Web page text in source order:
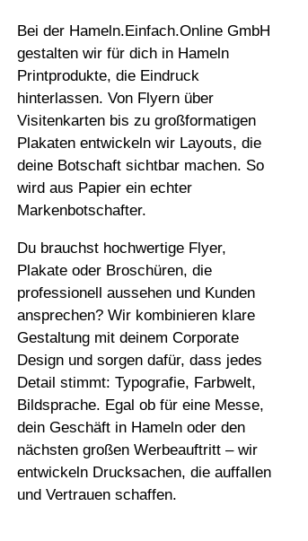
Bei der Hameln.Einfach.Online GmbH
gestalten wir für dich in Hameln
Printprodukte, die Eindruck
hinterlassen. Von Flyern über
Visitenkarten bis zu großformatigen
Plakaten entwickeln wir Layouts, die
deine Botschaft sichtbar machen. So
wird aus Papier ein echter
Markenbotschafter.
Du brauchst hochwertige Flyer,
Plakate oder Broschüren, die
professionell aussehen und Kunden
ansprechen? Wir kombinieren klare
Gestaltung mit deinem Corporate
Design und sorgen dafür, dass jedes
Detail stimmt: Typografie, Farbwelt,
Bildsprache. Egal ob für eine Messe,
dein Geschäft in Hameln oder den
nächsten großen Werbeauftritt – wir
entwickeln Drucksachen, die auffallen
und Vertrauen schaffen.